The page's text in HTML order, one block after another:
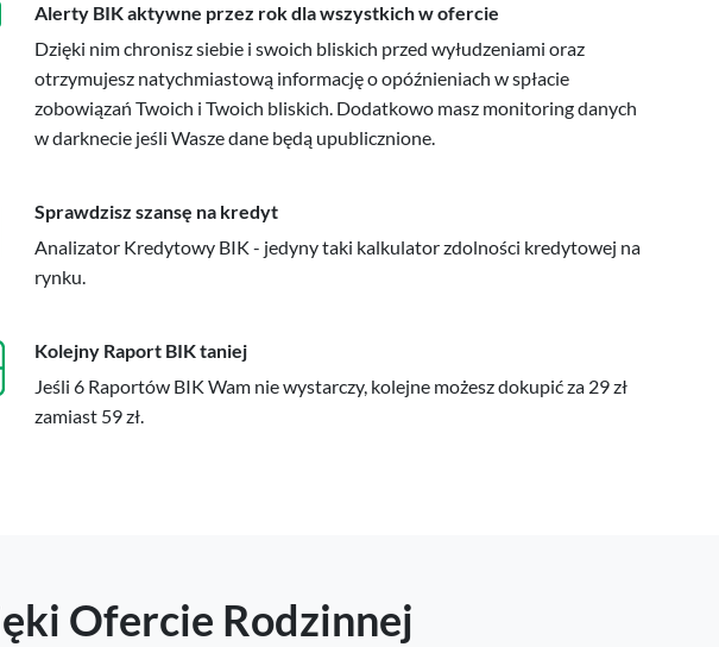
Alerty BIK aktywne przez rok dla wszystkich w ofercie
Dzięki nim chronisz siebie i swoich bliskich przed wyłudzeniami oraz
otrzymujesz natychmiastową informację o opóźnieniach w spłacie
zobowiązań Twoich i Twoich bliskich. Dodatkowo masz monitoring danych
w darknecie jeśli Wasze dane będą upublicznione.
Sprawdzisz szansę na kredyt
Analizator Kredytowy BIK - jedyny taki kalkulator zdolności kredytowej na
rynku.
Kolejny Raport BIK taniej
Jeśli 6 Raportów BIK Wam nie wystarczy, kolejne możesz dokupić za 29 zł
zamiast 59 zł.
Ofercie Rodzinnej